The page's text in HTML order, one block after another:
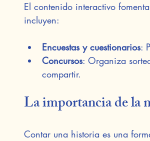
El contenido interactivo
incluyen:
Encuestas y cuestionarios:
Concursos: Organiza
compartir.
La importancia de la
Contar una historia es una